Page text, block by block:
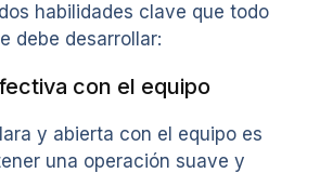
habilidades clave que todo
debe desarrollar:
con el equipo
y abierta con el equipo es
una operación suave y